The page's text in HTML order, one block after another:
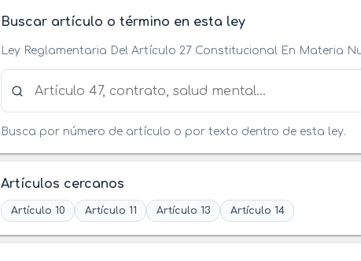
Buscar artículo o término en esta ley
Ley Reglamentaria Del Artículo 27 Constitucional En Materia
Busca por número de artículo o por texto dentro de esta ley.
Artículos cercanos
Artículo 10 Artículo 11 Artículo 13 Artículo 14